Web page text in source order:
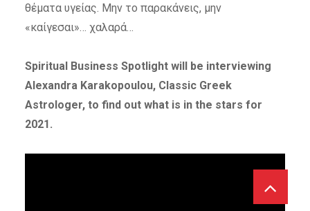
θέματα υγείας. Μην το παρακάνεις, μην
«καίγεσαι»… χαλαρά…
Spiritual Business Spotlight will be interviewing
Alexandra Karakopoulou, Classic Greek
Astrologer, to find out what is in the stars for
2021.